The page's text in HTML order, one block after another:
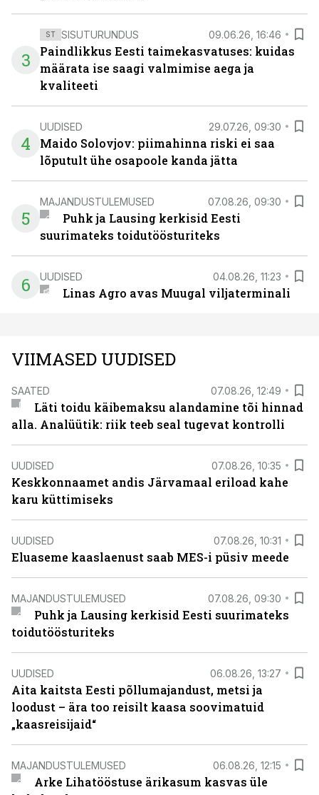
3
ST SISUTURUNDUS 09.06.26, 16:46
Paindlikkus Eesti taimekasvatuses: kuidas
määrata ise saagi valmimise aega ja
kvaliteeti
4
UUDISED 29.07.26, 09:30
Maido Solovjov: piimahinna riski ei saa
lõputult ühe osapoole kanda jätta
5
MAJANDUSTULEMUSED 07.08.26, 09:30
Puhk ja Lausing kerkisid Eesti
suurimateks toidutöösturiteks
6 UUDISED 04.08.26, 11:23
Linas Agro avas Muugal viljaterminali
VIIMASED UUDISED
SAATED 07.08.26, 12:49
Läti toidu käibemaksu alandamine tõi hinnad
alla. Analüütik: riik teeb seal tugevat kontrolli
UUDISED 07.08.26, 10:35
Keskkonnaamet andis Järvamaal eriload kahe
karu küttimiseks
UUDISED 07.08.26, 10:31
Eluaseme kaaslaenust saab MES-i püsiv meede
MAJANDUSTULEMUSED 07.08.26, 09:30
Puhk ja Lausing kerkisid Eesti suurimateks
toidutöösturiteks
UUDISED 06.08.26, 13:27
Aita kaitsta Eesti põllumajandust, metsi ja
loodust – ära too reisilt kaasa soovimatuid
„kaasreisijaid“
MAJANDUSTULEMUSED 06.08.26, 12:15
Arke Lihatööstuse ärikasum kasvas üle